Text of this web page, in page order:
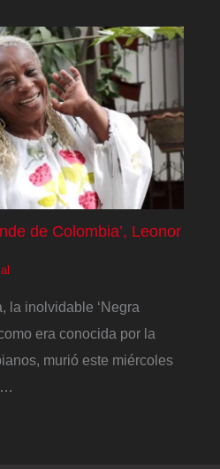
de Colombia’, Leonor
la inolvidable ‘Negra
era conocida por la
murió este miércoles